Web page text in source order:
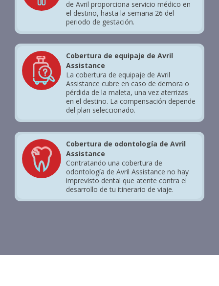
de Avril proporciona servicio médico en
el destino, hasta la semana 26 del
periodo de gestación.
Cobertura de equipaje de Avril
Assistance
La cobertura de equipaje de Avril
Assistance cubre en caso de demora o
pérdida de la maleta, una vez aterrizas
en el destino. La compensación depende
del plan seleccionado.
Cobertura de odontología de Avril
Assistance
Contratando una cobertura de
odontología de Avril Assistance no hay
imprevisto dental que atente contra el
desarrollo de tu itinerario de viaje.